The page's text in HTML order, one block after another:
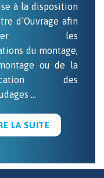
à la disposition
d’Ouvrage afin
les
du montage,
ou de la
des
…
LIRE LA SUITE